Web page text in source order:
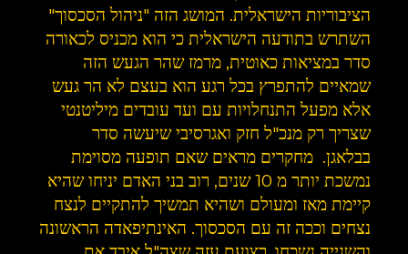
הציבוריות הישראלית. המושג הזה "ניהול הסכסוך"
השתרש בתודעה הישראלית כי הוא מכניס לכאורה
סדר במציאות כאוטית, מרמז שהר הגעש הזה
שמאיים להתפרץ בכל רגע הוא בעצם לא הר געש
אלא מפעל התנחלויות עם ועד עובדים מיליטנטי
שצריך רק מנכ"ל חזק ואגרסיבי שיעשה סדר
בבלאגן. מחקרים מראים שאם תופעה מסוימת
נמשכת יותר מ 10 שנים, רוב בני האדם יניחו שהיא
קיימת מאז ומעולם ושהיא תמשיך להתקיים לנצח
נצחים וככה זה עם הסכסוך. האינתיפאדה הראשונה